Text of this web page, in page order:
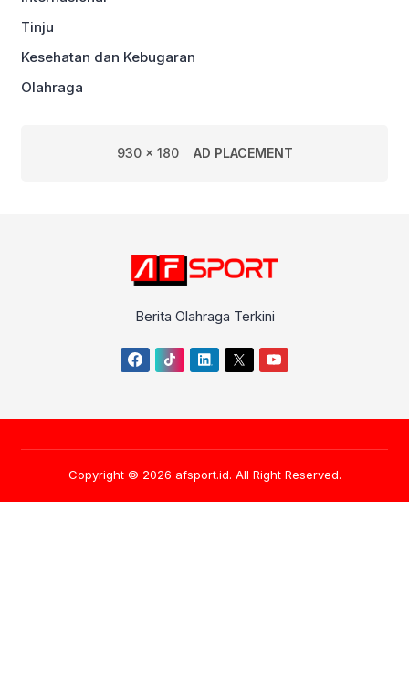
Tinju
Kesehatan dan Kebugaran
Olahraga
930 x 180 AD PLACEMENT
Berita Olahraga Terkini
Copyright © 2026 afsport.id. All Right Reserved.